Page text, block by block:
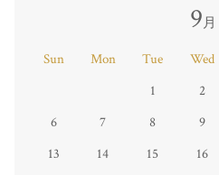
9月
Sun Mon Tue Wed
1
2
6
7 8 9
13
14 15 16